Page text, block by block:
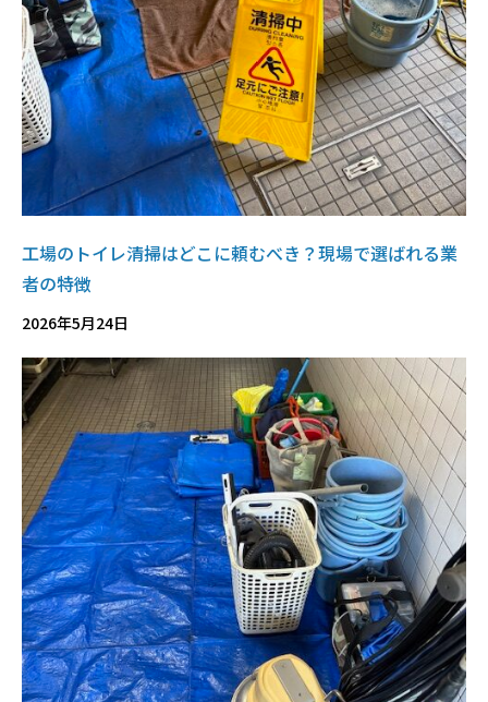
工場のトイレ清掃はどこに頼むべき？現場で選ばれる業
者の特徴
2026年5月24日